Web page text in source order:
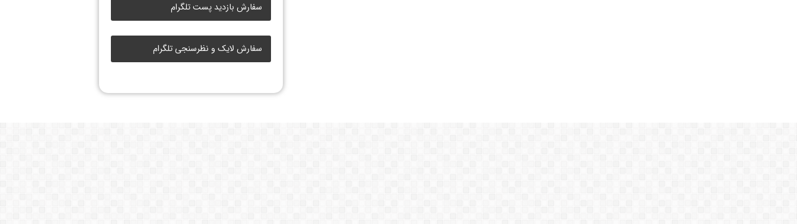
سفارش بازدید پست تلگرام
سفارش لایک و نظرسنجی تلگرام